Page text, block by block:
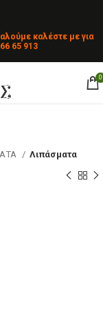
καλέστε με για
65 913
0
Λιπάσματα